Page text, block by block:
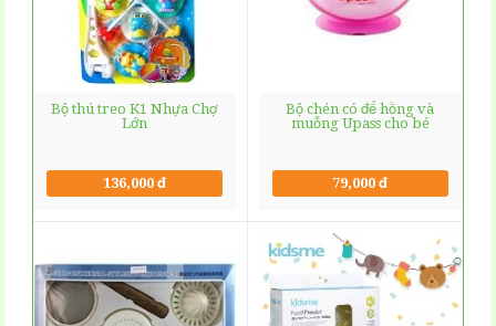
Bộ thú treo K1 Nhựa Chợ
Lớn
136,000 đ
Bộ chén có đế hồng và
muỗng Upass cho bé
79,000 đ